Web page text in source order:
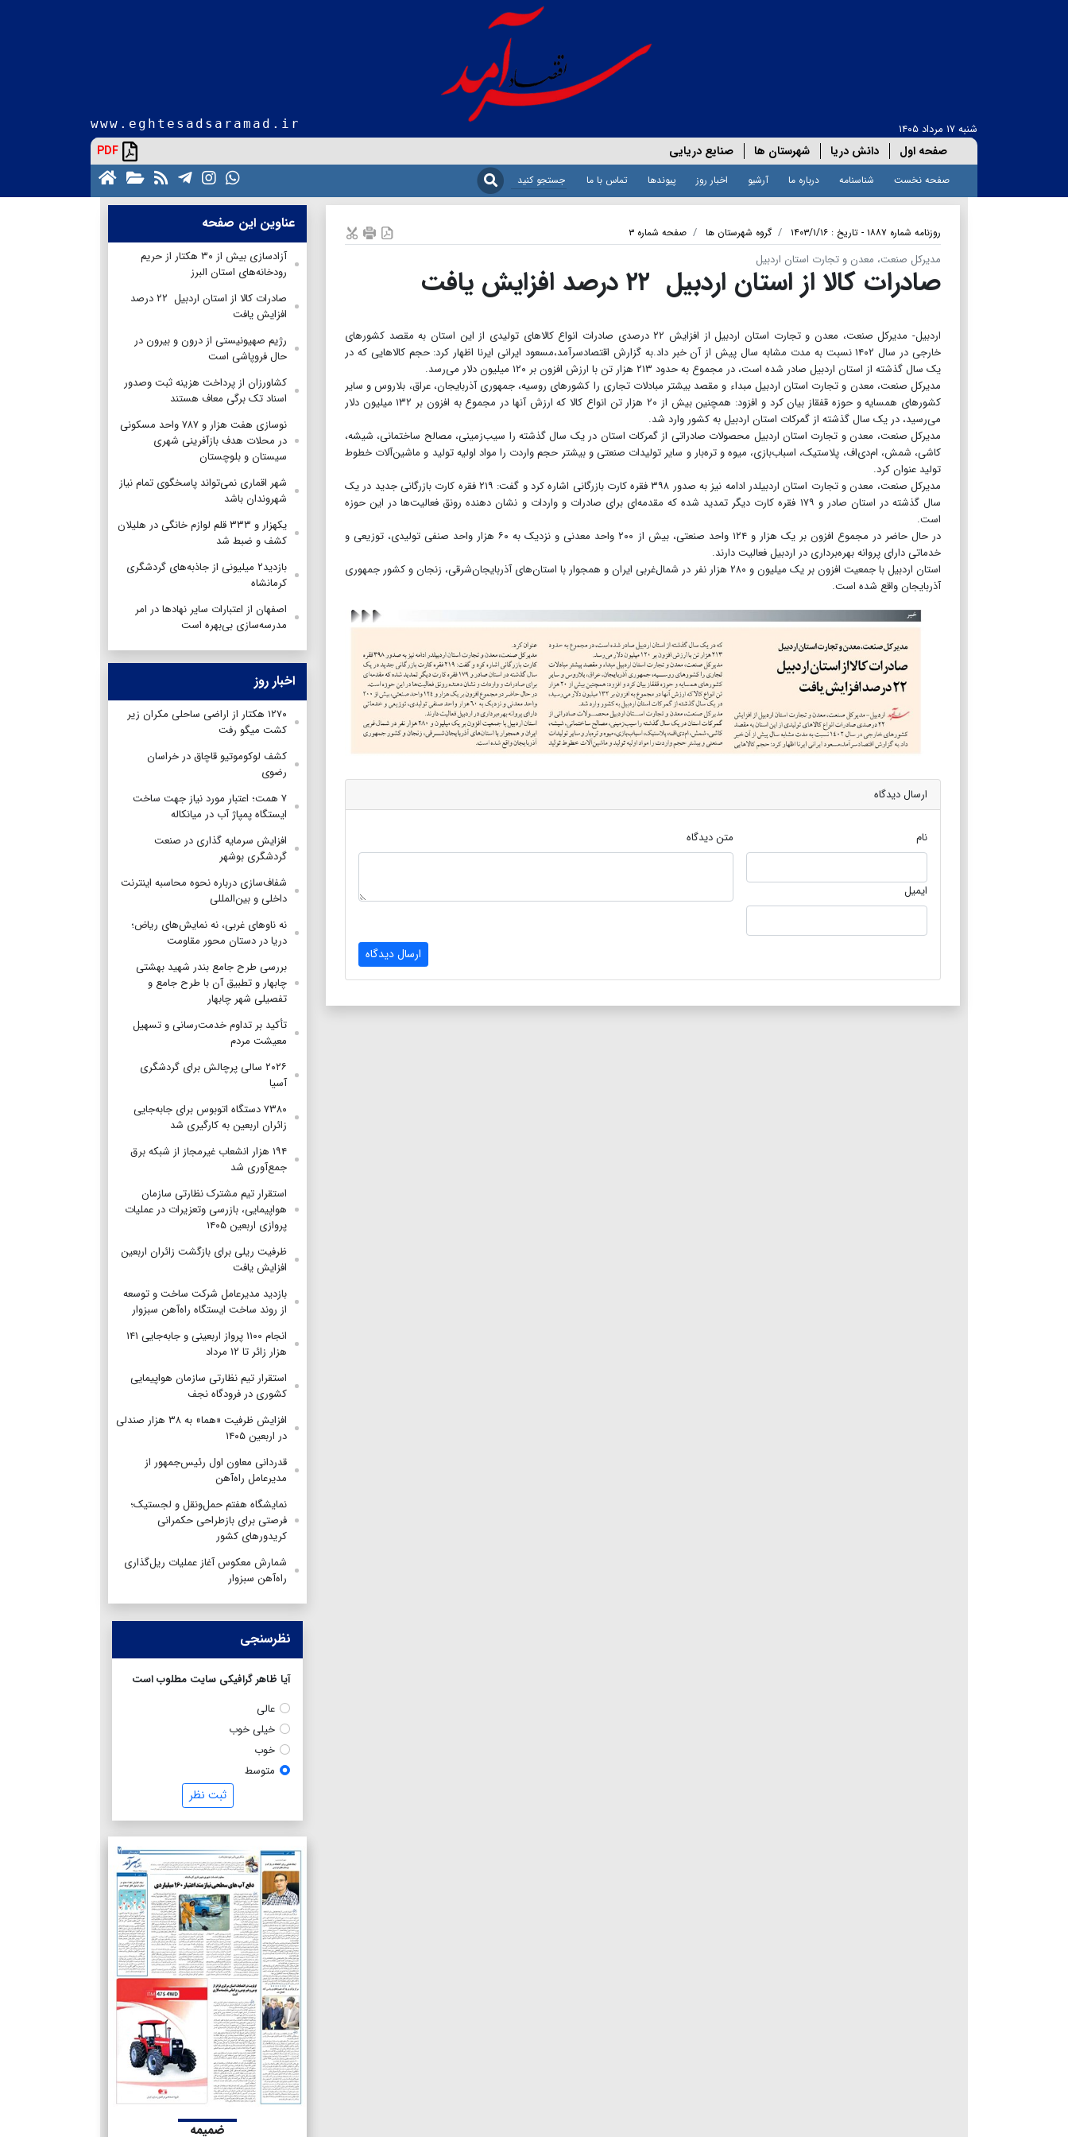
شنبه ۱۷ مرداد ۱۴۰۵ www.eghtesadsaramad.ir
صفحه اول دانش دریا شهرستان ها صنایع دریایی PDF
صفحه نخست شناسنامه درباره ما آرشیو اخبار روز پیوندها تماس با ما
روزنامه شماره ۱۸۸۷ - تاریخ : ۱۴۰۳/۱/۱۶ گروه شهرستان ها صفحه شماره ۳
مدیرکل صنعت، معدن و تجارت استان اردبیل
صادرات کالا از استان اردبیل ۲۲ درصد افزایش یافت
اردبیل- مدیرکل صنعت، معدن و تجارت استان اردبیل از افزایش ۲۲ درصدی صادرات انواع کالاهای تولیدی از این استان به مقصد کشورهای
خارجی در سال ۱۴۰۲ نسبت به مدت مشابه سال پیش از آن خبر داد.به گزارش اقتصادسرآمد،مسعود ایرانی ایرنا اظهار کرد: حجم کالاهایی که در
یک سال گذشته از استان اردبیل صادر شده است، در مجموع به حدود ۲۱۳ هزار تن با ارزش افزون بر ۱۲۰ میلیون دلار می‌رسد.
مدیرکل صنعت، معدن و تجارت استان اردبیل مبداء و مقصد بیشتر مبادلات تجاری را کشورهای روسیه، جمهوری آذربایجان، عراق، بلاروس و سایر
کشورهای همسایه و حوزه قفقاز بیان کرد و افزود: همچنین بیش از ۲۰ هزار تن انواع کالا که ارزش آنها در مجموع به افزون بر ۱۳۲ میلیون دلار
می‌رسید، در یک سال گذشته از گمرکات استان اردبیل به کشور وارد شد.
مدیرکل صنعت، معدن و تجارت استان اردبیل محصولات صادراتی از گمرکات استان در یک سال گذشته را سیب‌زمینی، مصالح ساختمانی، شیشه،
کاشی، شمش، ام‌دی‌اف، پلاستیک، اسباب‌بازی، میوه و تره‌بار و سایر تولیدات صنعتی و بیشتر حجم واردت را مواد اولیه تولید و ماشین‌آلات خطوط
تولید عنوان کرد.
مدیرکل صنعت، معدن و تجارت استان اردبیلدر ادامه نیز به صدور ۳۹۸ فقره کارت بازرگانی اشاره کرد و گفت: ۲۱۹ فقره کارت بازرگانی جدید در یک
سال گذشته در استان صادر و ۱۷۹ فقره کارت دیگر تمدید شده که مقدمه‌ای برای صادرات و واردات و نشان دهنده رونق فعالیت‌ها در این حوزه
است.
در حال حاضر در مجموع افزون بر یک هزار و ۱۲۴ واحد صنعتی، بیش از ۲۰۰ واحد معدنی و نزدیک به ۶۰ هزار واحد صنفی تولیدی، توزیعی و
خدماتی دارای پروانه بهره‌برداری در اردبیل فعالیت دارند.
استان اردبیل با جمعیت افزون بر یک میلیون و ۲۸۰ هزار نفر در شمال‌غربی ایران و همجوار با استان‌های آذربایجان‌شرقی، زنجان و کشور جمهوری
آذربایجان واقع شده است.
ارسال دیدگاه
نام
ایمیل
متن دیدگاه
ارسال دیدگاه
عناوین این صفحه
آزادسازی بیش از ۳۰ هکتار از حریم
رودخانه‌های استان البرز
صادرات کالا از استان اردبیل ۲۲ درصد
افزایش یافت
رژیم صهیونیستی از درون و بیرون در
حال فروپاشی است
کشاورزان از پرداخت هزینه ثبت وصدور
اسناد تک برگی معاف هستند
نوسازی هفت هزار و ۷۸۷ واحد مسکونی
در محلات هدف بازآفرینی شهری
سیستان و بلوچستان
شهر اقماری نمی‌تواند پاسخگوی تمام نیاز
شهروندان باشد
یکهزار و ۳۳۳ قلم لوازم خانگی در هلیلان
کشف و ضبط شد
بازدید۲ میلیونی از جاذبه‌های گردشگری
کرمانشاه
اصفهان از اعتبارات سایر نهادها در امر
مدرسه‌سازی بی‌بهره است
اخبار روز
۱۲۷۰ هکتار از اراضی ساحلی مکران زیر
کشت میگو رفت
کشف لوکوموتیو قاچاق در خراسان
رضوی
۷ همت؛ اعتبار مورد نیاز جهت ساخت
ایستگاه پمپاژ آب در میانکاله
افزایش سرمایه گذاری در صنعت
گردشگری بوشهر
شفاف‌سازی درباره نحوه محاسبه اینترنت
داخلی و بین‌المللی
نه ناوهای غربی، نه نمایش‌های ریاض؛
دریا در دستان محور مقاومت
بررسی طرح جامع بندر شهید بهشتی
چابهار و تطبیق آن با طرح جامع و
تفصیلی شهر چابهار
تأکید بر تداوم خدمت‌رسانی و تسهیل
معیشت مردم
۲۰۲۶ سالی پرچالش برای گردشگری
آسیا
۷۳۸۰ دستگاه اتوبوس برای جابه‌جایی
زائران اربعین به‌ کارگیری شد
۱۹۴ هزار انشعاب غیرمجاز از شبکه برق
جمع‌آوری شد
استقرار تیم مشترک نظارتی سازمان
هواپیمایی، بازرسی وتعزیرات در عملیات
پروازی اربعین ۱۴۰۵
ظرفیت ریلی برای بازگشت زائران اربعین
افزایش یافت
بازدید مدیرعامل شرکت ساخت و توسعه
از روند ساخت ایستگاه راه‌آهن سبزوار
انجام ۱۱۰۰ پرواز اربعینی و جابه‌جایی ۱۴۱
هزار زائر تا ۱۲ مرداد
استقرار تیم‌ نظارتی سازمان هواپیمایی
کشوری در فرودگاه نجف
افزایش ظرفیت «هما» به ۳۸ هزار صندلی
در اربعین ۱۴۰۵
قدردانی معاون اول رئیس‌جمهور از
مدیرعامل راه‌آهن
نمایشگاه هفتم حمل‌ونقل و لجستیک؛
فرصتی برای بازطراحی حکمرانی
کریدورهای کشور
شمارش معکوس آغاز عملیات ریل‌گذاری
راه‌آهن سبزوار
نظرسنجی
آیا ظاهر گرافیکی سایت مطلوب است
عالی
خیلی خوب
خوب
متوسط
ثبت نظر
ضمیمه